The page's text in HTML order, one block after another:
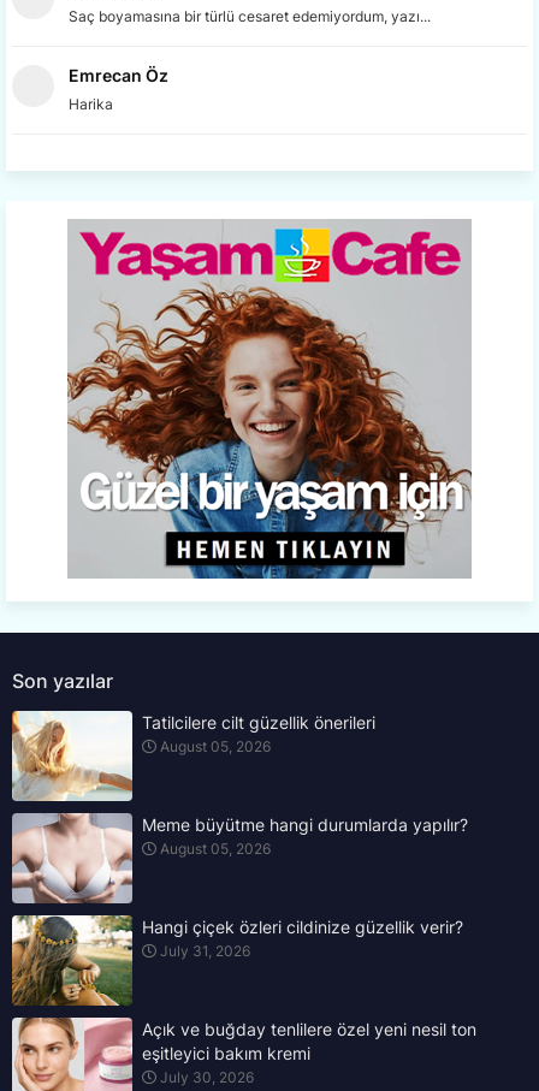
Saç boyamasına bir türlü cesaret edemiyordum, yazı...
Emrecan Öz
Harika
Son yazılar
Tatilcilere cilt güzellik önerileri
August 05, 2026
Meme büyütme hangi durumlarda yapılır?
August 05, 2026
Hangi çiçek özleri cildinize güzellik verir?
July 31, 2026
Açık ve buğday tenlilere özel yeni nesil ton
eşitleyici bakım kremi
July 30, 2026